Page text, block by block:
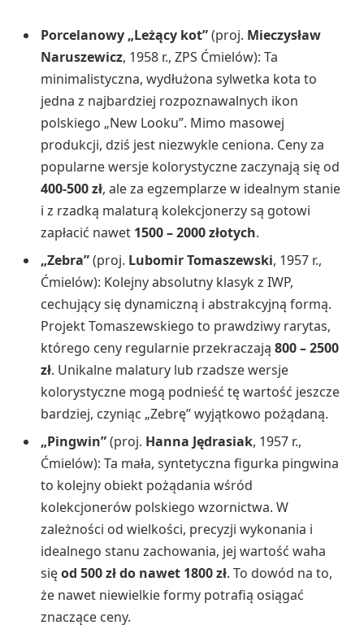
Porcelanowy „Leżący kot”(proj. Mieczysław
Naruszewicz, 1958 r., ZPS Ćmielów): Ta
minimalistyczna, wydłużona sylwetka kota to
jedna z najbardziej rozpoznawalnych ikon
polskiego „New Looku”. Mimo masowej
produkcji, dziś jest niezwykle ceniona. Ceny za
popularne wersje kolorystyczne zaczynają się od
400-500 zł, ale za egzemplarze w idealnym stanie
i z rzadką malaturą kolekcjonerzy są gotowi
zapłacić nawet 1500 – 2000 złotych.
„Zebra”(proj. Lubomir Tomaszewski, 1957 r.,
Ćmielów): Kolejny absolutny klasyk z IWP,
cechujący się dynamiczną i abstrakcyjną formą.
Projekt Tomaszewskiego to prawdziwy rarytas,
którego ceny regularnie przekraczają 800 – 2500
zł. Unikalne malatury lub rzadsze wersje
kolorystyczne mogą podnieść tę wartość jeszcze
bardziej, czyniąc „Zebrę” wyjątkowo pożądaną.
„Pingwin”(proj. Hanna Jędrasiak, 1957 r.,
Ćmielów): Ta mała, syntetyczna figurka pingwina
to kolejny obiekt pożądania wśród
kolekcjonerów polskiego wzornictwa. W
zależności od wielkości, precyzji wykonania i
idealnego stanu zachowania, jej wartość waha
sięod 500 zł do nawet 1800 zł. To dowód na to,
że nawet niewielkie formy potrafią osiągać
znaczące ceny.